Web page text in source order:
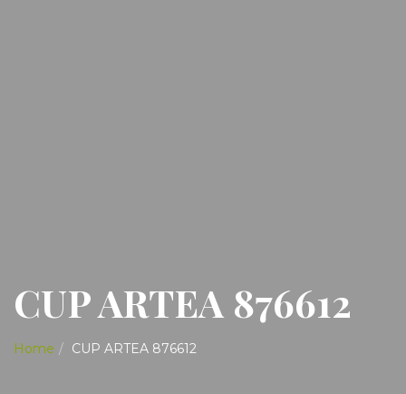
CUP ARTEA 876612
Home CUP ARTEA 876612